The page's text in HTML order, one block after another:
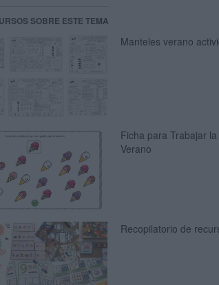
SOBRE ESTE TEMA
Manteles verano
Ficha para Trabajar
Verano
Recopilatorio de